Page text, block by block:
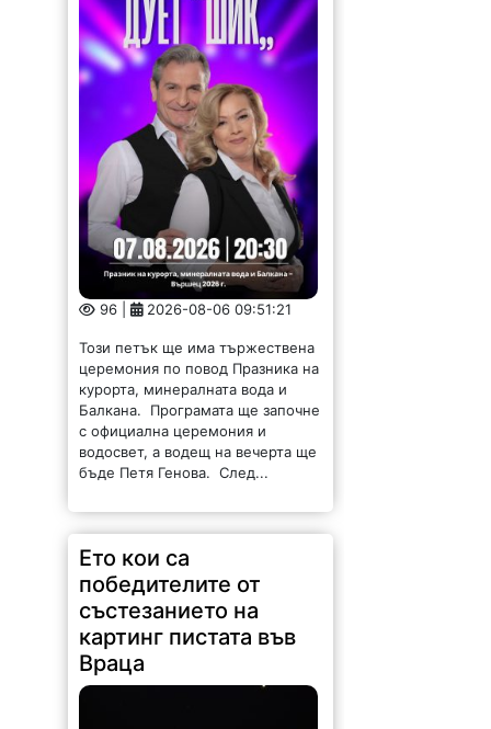
96 | 2026-08-06 09:51:21
Този петък ще има тържествена
церемония по повод Празника на
курорта, минералната вода и
Балкана. Програмата ще започне
с официална церемония и
водосвет, а водещ на вечерта ще
бъде Петя Генова. След...
Ето кои са
победителите от
състезанието на
картинг пистата във
Враца